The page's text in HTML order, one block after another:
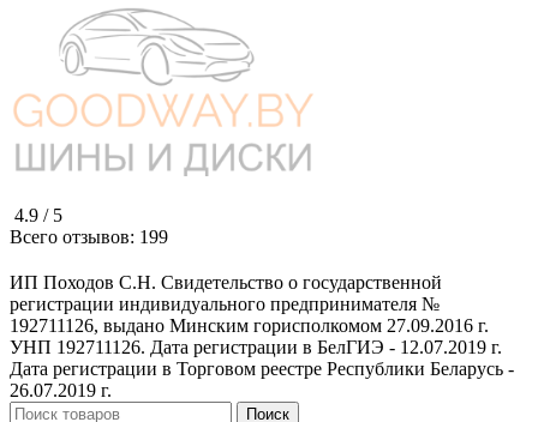
4.9 / 5
Всего отзывов: 199
ИП Походов С.Н. Свидетельство о государственной
регистрации индивидуального предпринимателя №
192711126, выдано Минским горисполкомом 27.09.2016 г.
УНП 192711126. Дата регистрации в БелГИЭ - 12.07.2019 г.
Дата регистрации в Торговом реестре Республики Беларусь -
26.07.2019 г.
Поиск